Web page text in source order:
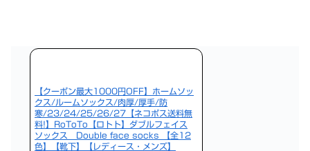
【クーポン最大1000円OFF】ホームソッ
クス/ルームソックス/肉厚/厚手/防
寒/23/24/25/26/27【ネコポス送料無
料!】RoToTo【ロトト】ダブルフェイス
ソックス Double face socks 【全12
色】【靴下】【レディース・メンズ】